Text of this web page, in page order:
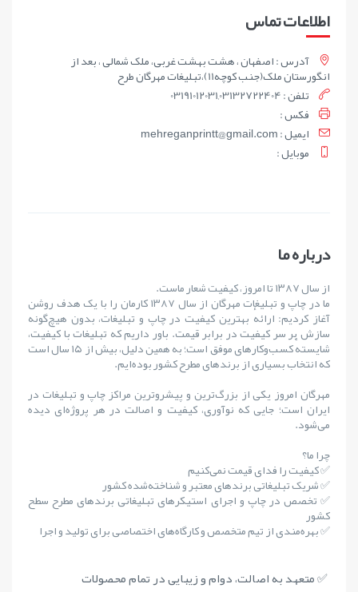
اطلاعات تماس
آدرس : اصفهان ، هشت بهشت غربی، ملک شمالی ، بعد از
انگورستان ملک(جنب کوچه11)،تبلیغات مهرگان طرح
تلفن : 03191012031,03132722404
فکس :
ايميل : mehreganprintt@gmail.com
موبايل :
درباره ما
از سال ۱۳۸۷ تا امروز، کیفیت شعار ماست.
ما در چاپ و تبلیغات مهرگان از سال ۱۳۸۷ کارمان را با یک هدف روشن
آغاز کردیم: ارائهٔ بهترین کیفیت در چاپ و تبلیغات، بدون هیچ‌گونه
سازش بر سر کیفیت در برابر قیمت. باور داریم که تبلیغات با کیفیت،
شایستهٔ کسب‌وکارهای موفق است؛ به همین دلیل، بیش از ۱۵ سال است
که انتخاب بسیاری از برندهای مطرح کشور بوده‌ایم.
مهرگان امروز یکی از بزرگ‌ترین و پیشروترین مراکز چاپ و تبلیغات در
ایران است؛ جایی که نوآوری، کیفیت و اصالت در هر پروژه‌ای دیده
می‌شود.
چرا ما؟
✅ کیفیت را فدای قیمت نمی‌کنیم
✅ شریک تبلیغاتی برندهای معتبر و شناخته‌شده کشور
✅ تخصص در چاپ و اجرای استیکرهای تبلیغاتی برندهای مطرح سطح
کشور
✅ بهره‌مندی از تیم متخصص و کارگاه‌های اختصاصی برای تولید و اجرا
✅ متعهد به اصالت، دوام و زیبایی در تمام محصولات